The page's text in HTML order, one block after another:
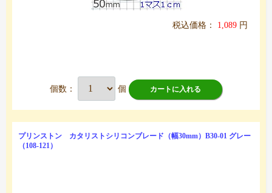
税込価格： 1,089 円
個数： 個 カートに入れる
プリンストン カタリストシリコンブレード（幅30mm）B30-01 グレー
（108-121）